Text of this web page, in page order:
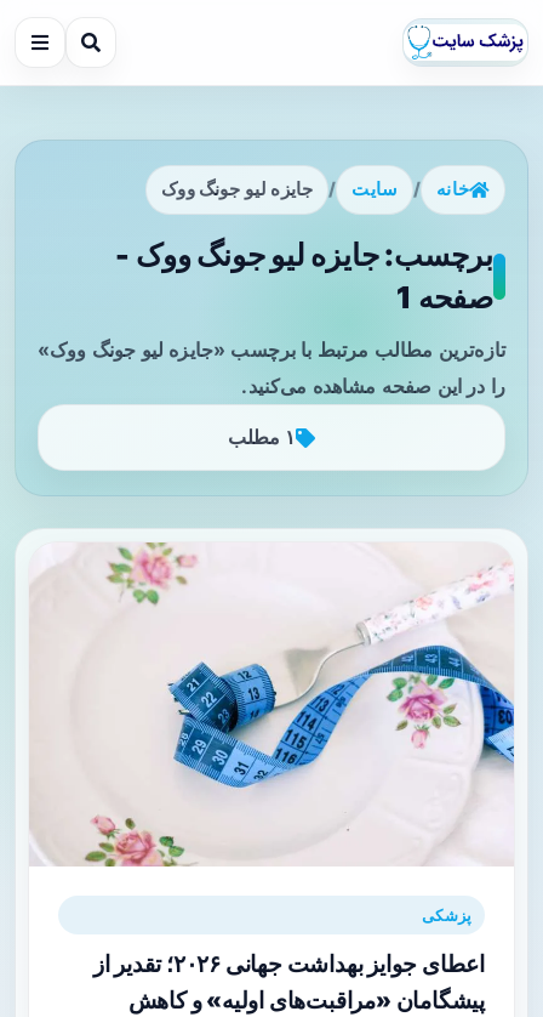
خانه / سایت / جایزه لیو جونگ ووک
برچسب: جایزه لیو جونگ ووک -
صفحه 1
تازه‌ترین مطالب مرتبط با برچسب «جایزه لیو جونگ ووک»
را در این صفحه مشاهده می‌کنید.
۱ مطلب
پزشکی
اعطای جوایز بهداشت جهانی ۲۰۲۶؛ تقدیر از
پیشگامان «مراقبت‌های اولیه» و کاهش